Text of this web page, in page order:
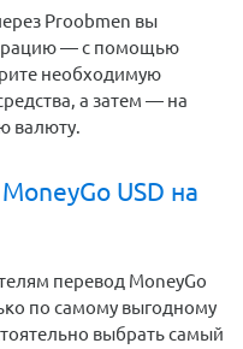
Proobmen вы
— с помощью
необходимую
а затем — на
валюту.
USD на
перевод MoneyGo
по самому выгодному
выбрать самый